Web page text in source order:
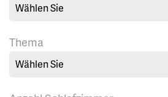
Wählen Sie
Thema
Wählen Sie